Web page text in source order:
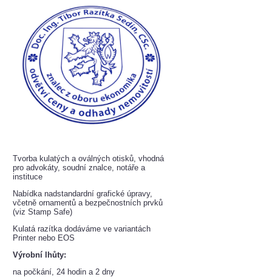
Tvorba kulatých a oválných otisků, vhodná
pro advokáty, soudní znalce, notáře a
instituce
Nabídka nadstandardní grafické úpravy,
včetně ornamentů a bezpečnostních prvků
(viz Stamp Safe)
Kulatá razítka dodáváme ve variantách
Printer nebo EOS
Výrobní lhůty:
na počkání, 24 hodin a 2 dny